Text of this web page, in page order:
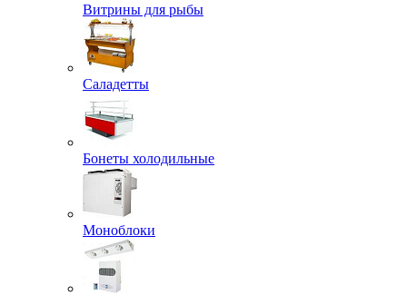
Витрины для рыбы
Саладетты
Бонеты холодильные
Моноблоки